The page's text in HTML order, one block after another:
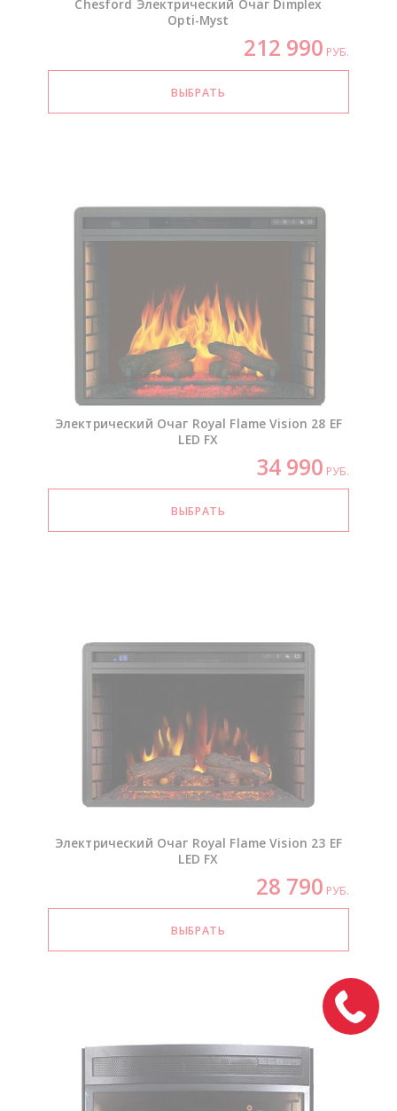
Chesford Электрический Очаг Dimplex
Opti-Myst
212 990 РУБ.
Электрический Очаг Royal Flame Vision 28 EF
LED FX
34 990 РУБ.
Электрический Очаг Royal Flame Vision 23 EF
LED FX
28 790 РУБ.